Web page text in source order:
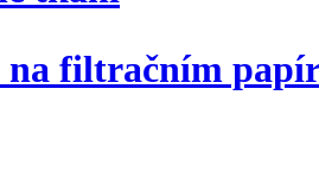
na filtračním